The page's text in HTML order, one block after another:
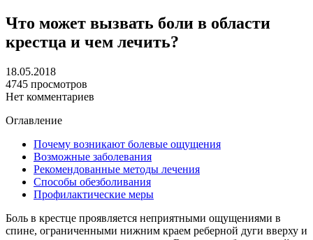
Что может вызвать боли в области
крестца и чем лечить?
18.05.2018
4745 просмотров
Нет комментариев
Оглавление
Почему возникают болевые ощущения
Возможные заболевания
Рекомендованные методы лечения
Способы обезболивания
Профилактические меры
Боль в крестце проявляется неприятными ощущениями в
спине, ограниченными нижним краем реберной дуги вверху и